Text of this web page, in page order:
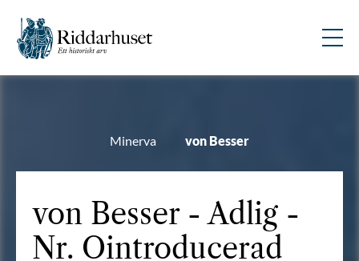
Minerva von Besser
von Besser - Adlig -
Nr. Ointroducerad